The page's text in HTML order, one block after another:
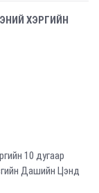
ХЭРГИЙН
10 дугаар
Дашийн Цэнд